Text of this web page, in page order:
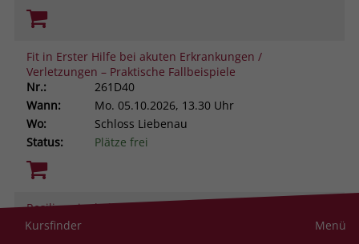
Fit in Erster Hilfe bei akuten Erkrankungen /
Verletzungen – Praktische Fallbeispiele
Nr.:
261D40
Wann:
Mo. 05.10.2026, 13.30 Uhr
Wo:
Schloss Liebenau
Status:
Plätze frei
Resilienz im helfenden Beruf. Was uns stark macht
gegen Stress und Belastung
Kursfinder Menü